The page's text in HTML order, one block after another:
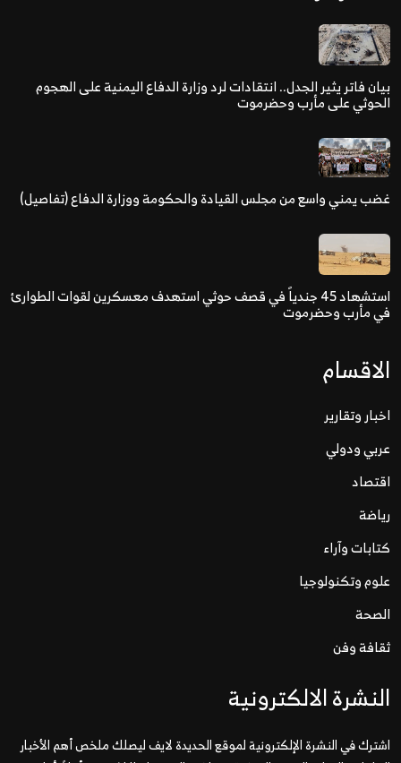
بيان فاتر يثير الجدل.. انتقادات لرد وزارة الدفاع اليمنية على الهجوم
الحوثي على مأرب وحضرموت
غضب يمني واسع من مجلس القيادة والحكومة ووزارة الدفاع (تفاصيل)
استشهاد 45 جندياً في قصف حوثي استهدف معسكرين لقوات الطوارئ
في مأرب وحضرموت
الاقسام
اخبار وتقارير
عربي ودولي
اقتصاد
رياضة
كتابات وآراء
علوم وتكنولوجيا
الصحة
ثقافة وفن
النشرة الالكترونية
اشترك في النشرة الإلكترونية لموقع الحديدة لايف ليصلك ملخص أهم الأخبار